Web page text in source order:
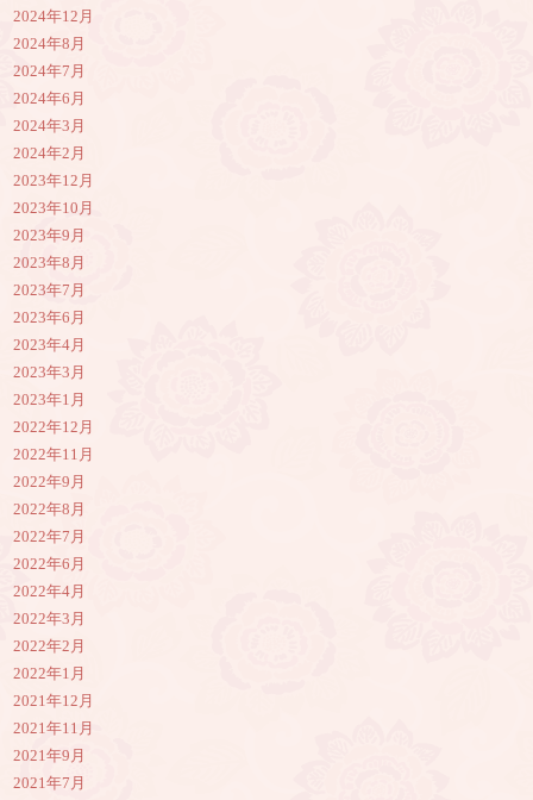
2024年12月
2024年8月
2024年7月
2024年6月
2024年3月
2024年2月
2023年12月
2023年10月
2023年9月
2023年8月
2023年7月
2023年6月
2023年4月
2023年3月
2023年1月
2022年12月
2022年11月
2022年9月
2022年8月
2022年7月
2022年6月
2022年4月
2022年3月
2022年2月
2022年1月
2021年12月
2021年11月
2021年9月
2021年7月